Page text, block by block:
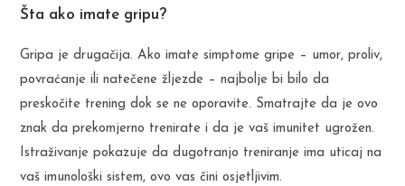
Šta ako imate gripu?
Gripa je drugačija. Ako imate simptome gripe – umor, proliv,
povraćanje ili natečene žljezde – najbolje bi bilo da
preskočite trening dok se ne oporavite. Smatrajte da je ovo
znak da prekomjerno trenirate i da je vaš imunitet ugrožen.
Istraživanje pokazuje da dugotranjo treniranje ima uticaj na
vaš imunološki sistem, ovo vas čini osjetljivim.